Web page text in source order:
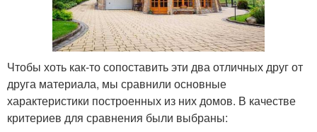
Чтобы хоть как-то сопоставить эти два отличных друг от
друга материала, мы сравнили основные
характеристики построенных из них домов. В качестве
критериев для сравнения были выбраны: